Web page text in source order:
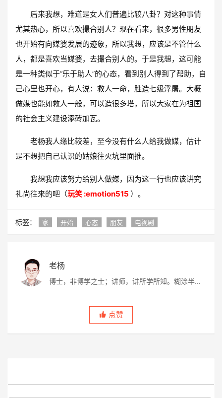
后来我想，难道是女人们普遍比较八卦？对这种事情
尤其热心，所以喜欢撮合别人？现在看来，很多男性朋友
也开始有向媒婆发展的迹象，所以我想，应该是不管什么
人，都是喜欢当媒婆，去撮合别人的。于是我想，这可能
是一种类似于“乐于助人”的心态，看到别人得到了帮助，自
己心里也开心，有人说：救人一命，胜造七级浮屠。大概
做媒也能如救人一般，可以造很多塔，所以大家在为祖国
的社会主义建设添砖加瓦。
老杨我人缘比较差，至今没有什么人给我做媒，估计
是不想把自己认识的姑娘往火坑里面推。
我想我应该努力给别人做媒，因为这一行也应该讲究
礼尚往来的吧（玩笑 :emotion515 ）。
标签： 家 开始 心态 朋友 电视剧
老杨
博士，非博学之士；讲师，讲所学所知。糊涂半
点赞